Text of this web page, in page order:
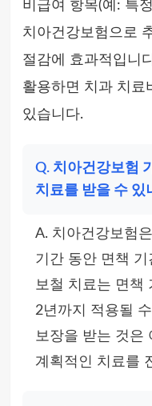
비급여 항목(예: 특
치아건강보험으로
절감에 효과적입니
활용하면 치과 치료
있습니다.
Q. 치아건강보험
치료를 받을 수 있
A. 치아건강보험
기간 동안 면책 기
보철 치료는 면책
2년까지 적용될
보장을 받는 것은
계획적인 치료를